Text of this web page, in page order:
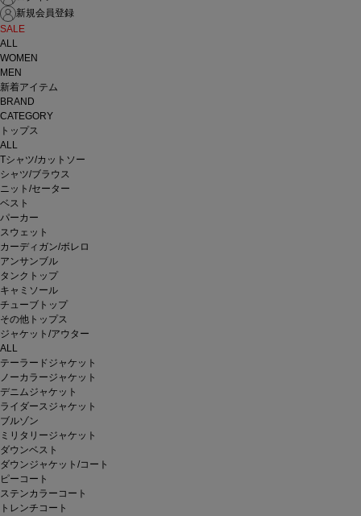
新規会員登録
SALE
ALL
WOMEN
MEN
新着アイテム
BRAND
CATEGORY
トップス
ALL
Tシャツ/カットソー
シャツ/ブラウス
ニット/セーター
ベスト
パーカー
スウェット
カーディガン/ボレロ
アンサンブル
タンクトップ
キャミソール
チューブトップ
その他トップス
ジャケット/アウター
ALL
テーラードジャケット
ノーカラージャケット
デニムジャケット
ライダースジャケット
ブルゾン
ミリタリージャケット
ダウンベスト
ダウンジャケット/コート
ピーコート
ステンカラーコート
トレンチコート